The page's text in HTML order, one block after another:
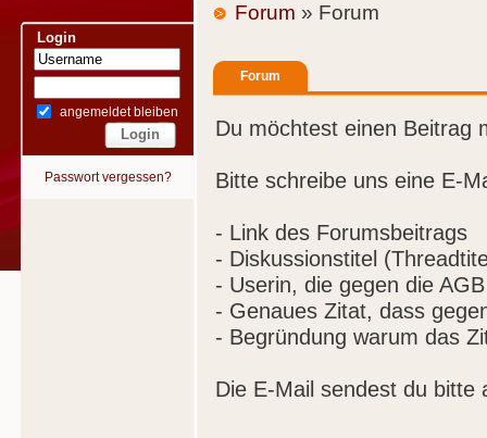
Login
angemeldet bleiben
Passwort vergessen?
Forum » Forum
Forum
Du möchtest einen Beitrag
Bitte schreibe uns eine E-
- Link des Forumsbeitrags
- Diskussionstitel
- Userin, die gegen die
- Genaues Zitat, dass
- Begründung warum das
Die E-Mail sendest du bitte